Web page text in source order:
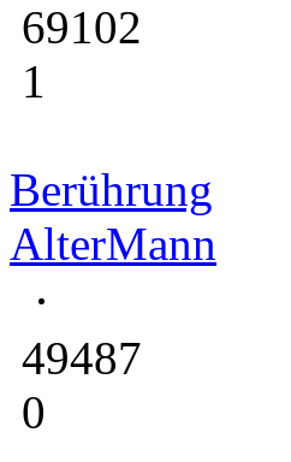
69102
1
Berührung
AlterMann
49487
0